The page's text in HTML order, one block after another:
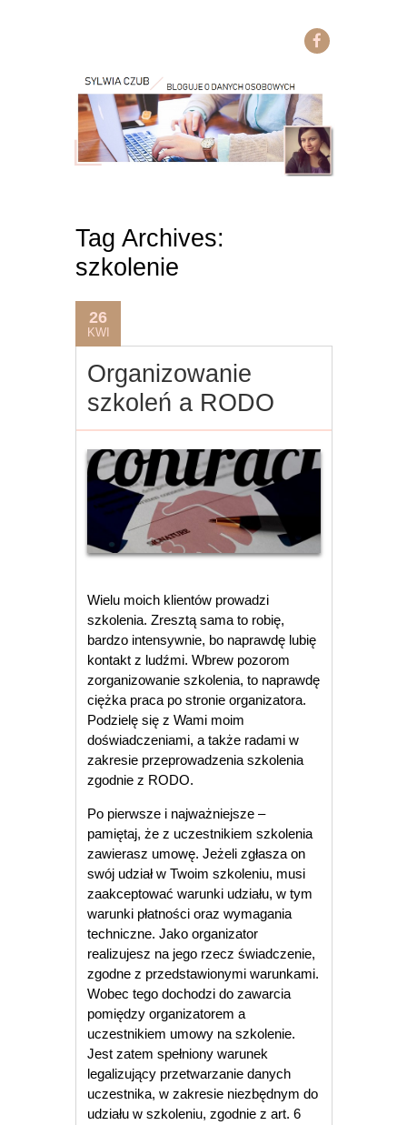
Tag Archives:
szkolenie
26
KWI
Organizowanie
szkoleń a RODO
Wielu moich klientów prowadzi
szkolenia. Zresztą sama to robię,
bardzo intensywnie, bo naprawdę lubię
kontakt z ludźmi. Wbrew pozorom
zorganizowanie szkolenia, to naprawdę
ciężka praca po stronie organizatora.
Podzielę się z Wami moim
doświadczeniami, a także radami w
zakresie przeprowadzenia szkolenia
zgodnie z RODO.
Po pierwsze i najważniejsze –
pamiętaj, że z uczestnikiem szkolenia
zawierasz umowę. Jeżeli zgłasza on
swój udział w Twoim szkoleniu, musi
zaakceptować warunki udziału, w tym
warunki płatności oraz wymagania
techniczne. Jako organizator
realizujesz na jego rzecz świadczenie,
zgodne z przedstawionymi warunkami.
Wobec tego dochodzi do zawarcia
pomiędzy organizatorem a
uczestnikiem umowy na szkolenie.
Jest zatem spełniony warunek
legalizujący przetwarzanie danych
uczestnika, w zakresie niezbędnym do
udziału w szkoleniu, zgodnie z art. 6